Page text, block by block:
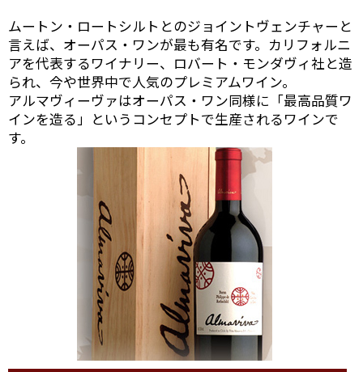
ムートン・ロートシルトとのジョイントヴェンチャーと
言えば、オーパス・ワンが最も有名です。カリフォルニ
アを代表するワイナリー、ロバート・モンダヴィ社と造
られ、今や世界中で人気のプレミアムワイン。
アルマヴィーヴァはオーパス・ワン同様に「最高品質ワ
インを造る」というコンセプトで生産されるワインで
す。